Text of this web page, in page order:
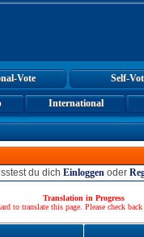
Vote Self-
International
du dich Einloggen oder
Translation in Progress
to translate this page. Please check